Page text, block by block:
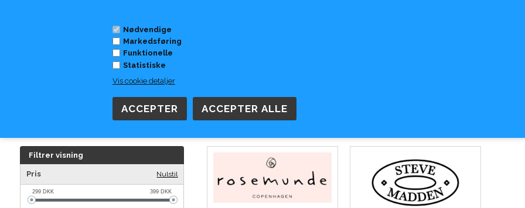
Nødvendige
Markedsføring
Funktionelle
Statistiske
Vis cookie detaljer
Filtrer visning
Pris Nulstil
299DKK 399DKK